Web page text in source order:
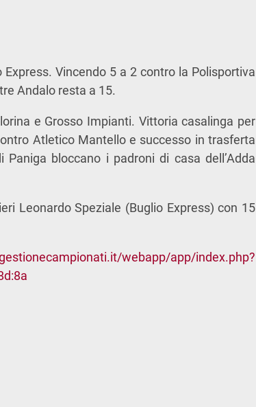
Vincendo 5 a 2 contro la Polisportiva
Andalo resta a 15.
e Grosso Impianti. Vittoria casalinga per
Atletico Mantello e successo in trasferta
bloccano i padroni di casa dell’Adda
Leonardo Speziale (Buglio Express) con 15
webapp/app/index.php?